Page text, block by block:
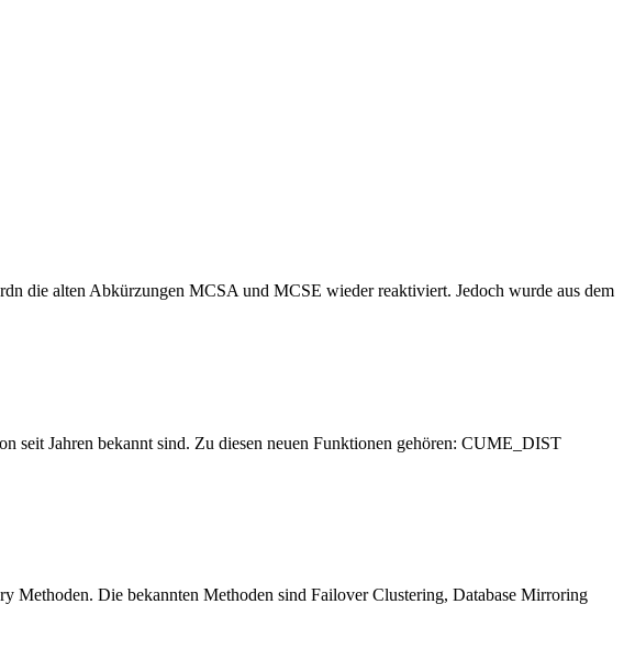
die alten Abkürzungen MCSA und MCSE wieder reaktiviert. Jedoch wurde aus dem
seit Jahren bekannt sind. Zu diesen neuen Funktionen gehören: CUME_DIST
Methoden. Die bekannten Methoden sind Failover Clustering, Database Mirroring